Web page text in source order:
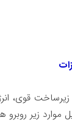
قوی،
زیر روبرو